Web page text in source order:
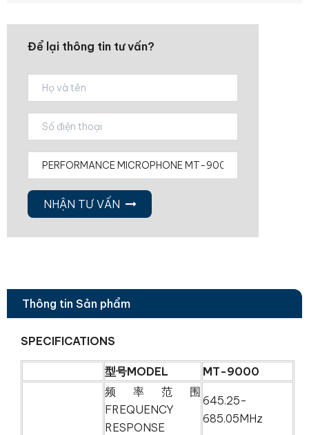
Để lại thông tin tư vấn?
NHẬN TƯ VẤN
Thông tin Sản phẩm
SPECIFICATIONS
型号MODEL MT-9000
频率范围
FREQUENCY
RESPONSE
645.25-
685.05MHz